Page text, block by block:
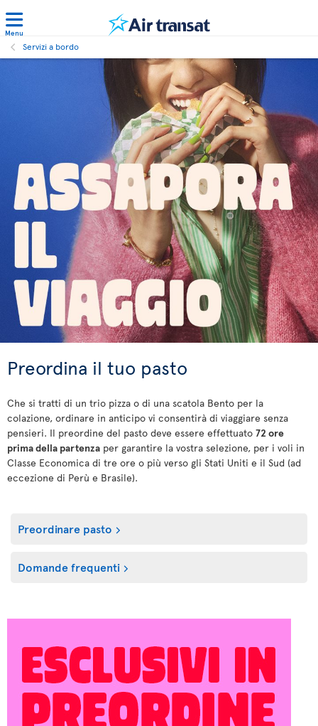
Menu
Servizi a bordo
Preordina il tuo pasto
Che si tratti di un trio pizza o di una scatola Bento per la
colazione, ordinare in anticipo vi consentirà di viaggiare senza
pensieri. Il preordine del pasto deve essere effettuato 72 ore
prima della partenza per garantire la vostra selezione, per i voli in
Classe Economica di tre ore o più verso gli Stati Uniti e il Sud (ad
eccezione di Perù e Brasile).
Preordinare pasto
Domande frequenti